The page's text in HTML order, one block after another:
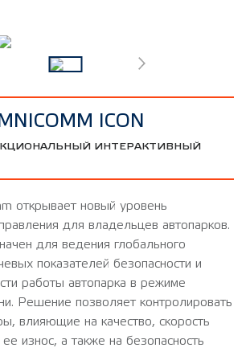
ICON
ИНТЕРАКТИВНЫЙ
открывает новый уровень
для владельцев автопарков.
для ведения глобального
показателей безопасности и
работы автопарка в режиме
Решение позволяет контролировать
влияющие на качество, скорость
износ, а также на безопасность